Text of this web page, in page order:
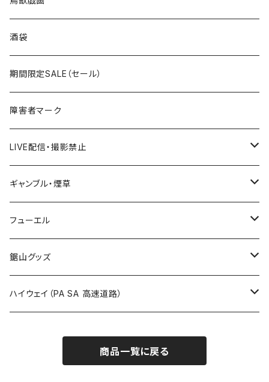
国道600～699号線
国道700～799号線
ROUTE600～699号線
ROUTE700～799号線
ROUTE 100～199号線
ROUTE 600～699号線
ROUTE 700～799号線
ROUTE 0～99号線
ROUTE 100～199号線
ROUTE 600～699号線
ROUTE 700～799号線
岩手県
宮城県
秋田県
Tシャツ
ステッカー
山形県
福島県
茨城県
栃木県
群馬県
酒袋
期間限定SALE（セール）
障害者マーク
LIVE配信・撮影禁止
LIVE配信禁止
撮影禁止
ギャンブル・煙草
ホテルキーホルダー
たばこ・禁煙ステッカー
フューエル
ステッカー
鋸山グッズ
Tシャツ
ハイウェイ（PA SA 高速道路）
商品一覧に戻る